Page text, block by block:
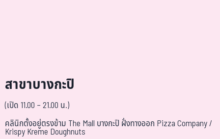
สาขาบางกะปิ
(เปิด 11.00 – 21.00 น.)
คลินิกตั้งอยู่ตรงข้าม The Mall บางกะปิ ฝั่งทางออก Pizza Company /
Krispy Kreme Doughnuts